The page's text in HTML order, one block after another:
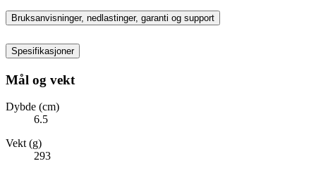
Bruksanvisninger, nedlastinger, garanti og support
Spesifikasjoner
Mål og vekt
Dybde (cm)
6.5
Vekt (g)
293